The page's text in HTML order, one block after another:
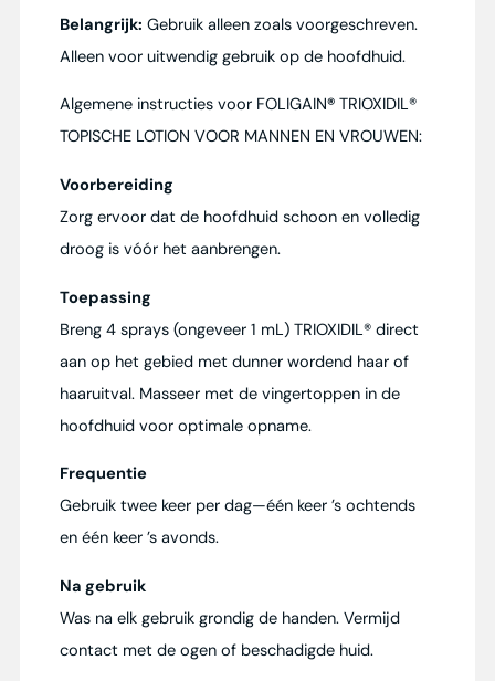
Belangrijk: Gebruik alleen zoals voorgeschreven.
Alleen voor uitwendig gebruik op de hoofdhuid.
Algemene instructies voor FOLIGAIN® TRIOXIDIL®
TOPISCHE LOTION VOOR MANNEN EN VROUWEN:
Voorbereiding
Zorg ervoor dat de hoofdhuid schoon en volledig
droog is vóór het aanbrengen.
Toepassing
Breng 4 sprays (ongeveer 1 mL) TRIOXIDIL® direct
aan op het gebied met dunner wordend haar of
haaruitval. Masseer met de vingertoppen in de
hoofdhuid voor optimale opname.
Frequentie
Gebruik twee keer per dag—één keer ’s ochtends
en één keer ’s avonds.
Na gebruik
Was na elk gebruik grondig de handen. Vermijd
contact met de ogen of beschadigde huid.